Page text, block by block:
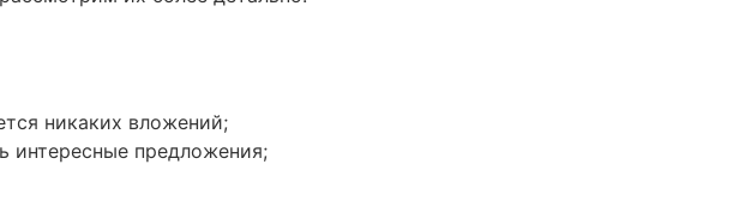
никаких вложений;
интересные предложения;